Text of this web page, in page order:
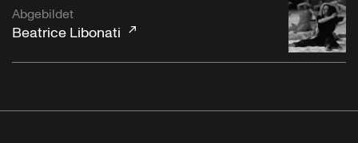
Abgebildet
Beatrice Libonati